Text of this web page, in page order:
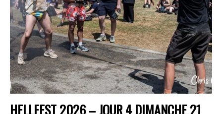
HELLFEST 2026 – JOUR 4 DIMANCHE 21